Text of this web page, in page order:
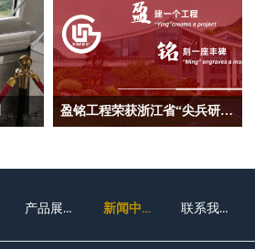
盈铭工程荣获浙江省“尖兵研发攻关计划”立项支持
产品展示 新闻中心 联系我们